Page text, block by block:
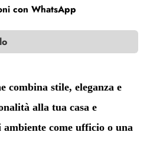
con WhatsApp
combina stile, eleganza e
alla tua casa e
ambiente come ufficio o una